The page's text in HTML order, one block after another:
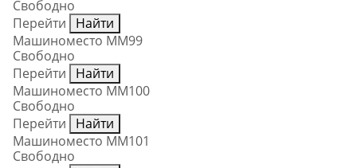
Свободно
Перейти
Найти
Машиноместо ММ99
Свободно
Перейти
Найти
Машиноместо ММ100
Свободно
Перейти
Найти
Машиноместо ММ101
Свободно